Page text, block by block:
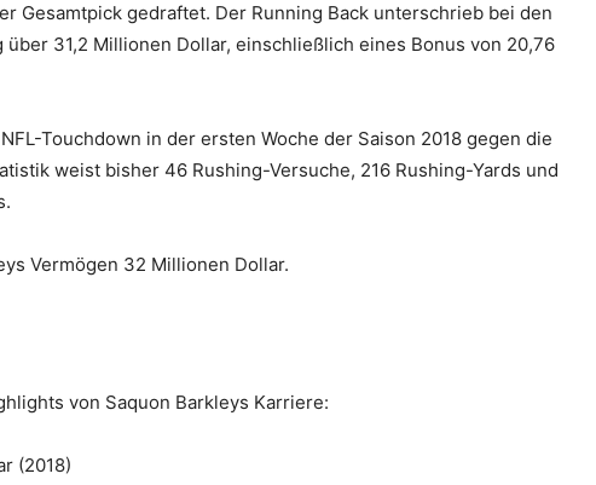
Gesamtpick gedraftet. Der Running Back unterschrieb bei den
31,2 Millionen Dollar, einschließlich eines Bonus von 20,76
Touchdown in der ersten Woche der Saison 2018 gegen die
weist bisher 46 Rushing-Versuche, 216 Rushing-Yards und
Vermögen 32 Millionen Dollar.
von Saquon Barkleys Karriere:
(2018)